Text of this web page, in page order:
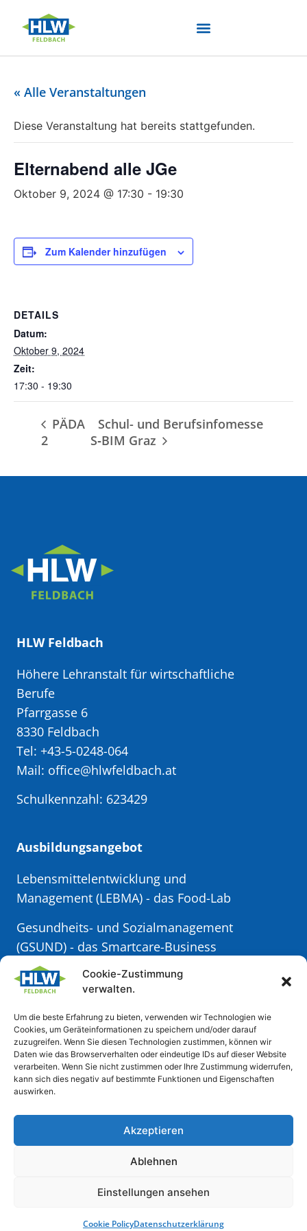
Cookie-Zustimmung
verwalten.
Um die beste Erfahrung zu bieten, verwenden wir Technologien wie
Cookies, um Geräteinformationen zu speichern und/oder darauf
zuzugreifen. Wenn Sie diesen Technologien zustimmen, können wir
Daten wie das Browserverhalten oder eindeutige IDs auf dieser Website
verarbeiten. Wenn Sie nicht zustimmen oder Ihre Zustimmung widerrufen,
kann sich dies negativ auf bestimmte Funktionen und Eigenschaften
auswirken.
Akzeptieren
Ablehnen
Einstellungen ansehen
Cookie PolicyDatenschutzerklärung
« Alle Veranstaltungen
Diese Veranstaltung hat bereits stattgefunden.
Elternabend alle JGe
Oktober 9, 2024 @ 17:30 - 19:30
Zum Kalender hinzufügen
DETAILS
Datum:
Oktober 9, 2024
Zeit:
17:30 - 19:30
PÄDA
2
Schul- und Berufsinfomesse
S‑BIM Graz
HLW Feldbach
Höhere Lehranstalt für wirtschaftliche
Berufe
Pfarrgasse 6
8330 Feldbach
Tel: +43-5-0248-064
Mail: office@hlwfeldbach.at
Schulkennzahl: 623429
Ausbildungsangebot
Lebensmittelentwicklung und
Management (LEBMA) - das Food-Lab
Gesundheits- und Sozialmanagement
(GSUND) - das Smartcare-Business
Meisterwerk Kulinarik (MyQ) - die Taste
Factory
Weiteres
Elternverein
Formulare & Downloads
Schulpsychologische Beratungsstelle
DATENSCHUTZ